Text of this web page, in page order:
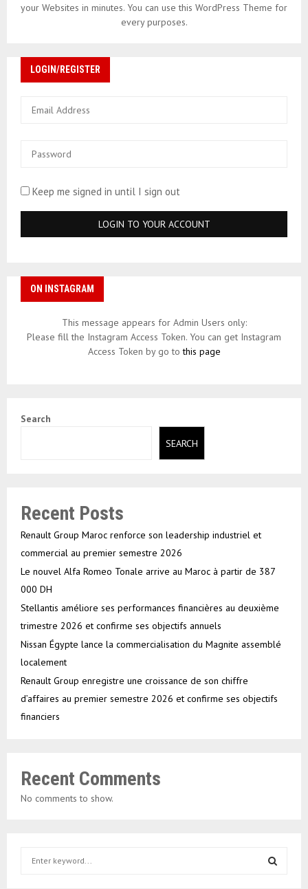
your Websites in minutes. You can use this WordPress Theme for
every purposes.
LOGIN/REGISTER
Keep me signed in until I sign out
ON INSTAGRAM
This message appears for Admin Users only:
Please fill the Instagram Access Token. You can get Instagram
Access Token by go tothis page
Search
SEARCH
Recent Posts
Renault Group Maroc renforce son leadership industriel et
commercial au premier semestre 2026
Le nouvel Alfa Romeo Tonale arrive au Maroc à partir de 387
000 DH
Stellantis améliore ses performances financières au deuxième
trimestre 2026 et confirme ses objectifs annuels
Nissan Égypte lance la commercialisation du Magnite assemblé
localement
Renault Group enregistre une croissance de son chiffre
d’affaires au premier semestre 2026 et confirme ses objectifs
financiers
Recent Comments
No comments to show.